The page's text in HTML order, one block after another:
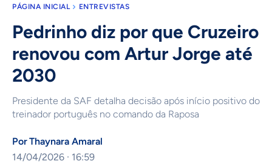
PÁGINA INICIAL ENTREVISTAS
Pedrinho diz por que Cruzeiro
renovou com Artur Jorge até
2030
Presidente da SAF detalha decisão após início positivo do
treinador português no comando da Raposa
PorThaynara Amaral
14/04/2026 · 16:59